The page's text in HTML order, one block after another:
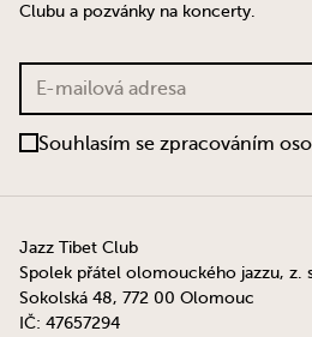
Clubu a pozvánky na koncerty.
Souhlasím se zpracováním
Jazz Tibet Club
Spolek přátel olomouckého jazzu, z.
Sokolská 48, 772 00 Olomouc
IČ: 47657294